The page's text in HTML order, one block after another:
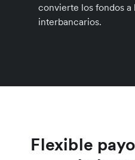
convierte los fondos
interbancarios.
Flexible